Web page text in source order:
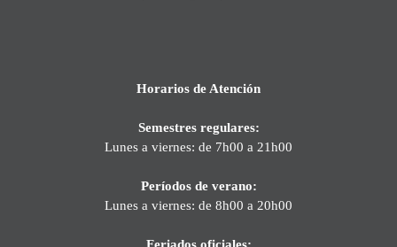
Horarios de Atención
Semestres regulares:
Lunes a viernes: de 7h00 a 21h00
Períodos de verano:
Lunes a viernes: de 8h00 a 20h00
Feriados oficiales: